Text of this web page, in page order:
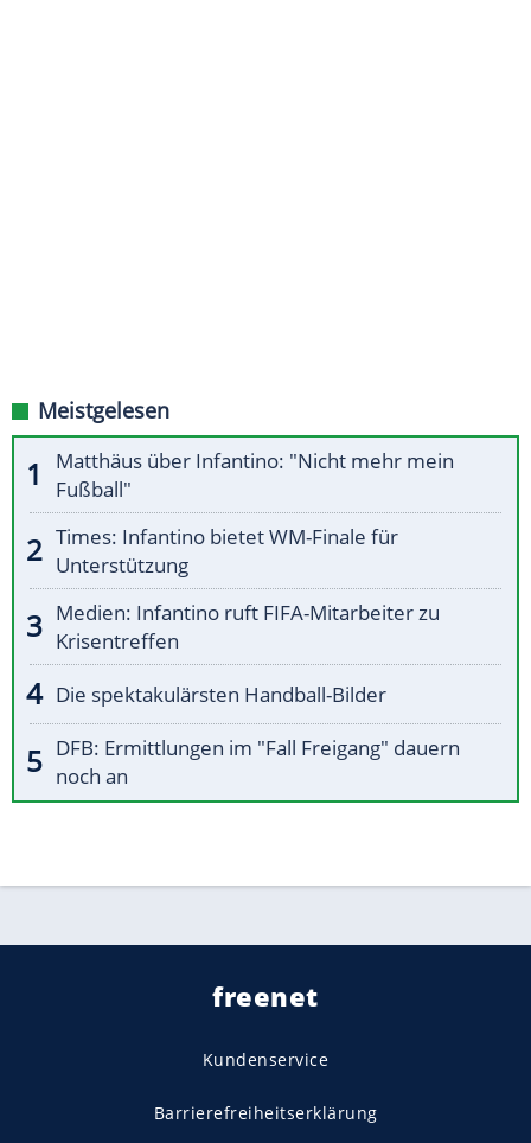
Meistgelesen
Matthäus über Infantino: "Nicht mehr mein
Fußball"
Times: Infantino bietet WM-Finale für
Unterstützung
Medien: Infantino ruft FIFA-Mitarbeiter zu
Krisentreffen
Die spektakulärsten Handball-Bilder
DFB: Ermittlungen im "Fall Freigang" dauern
noch an
freenet
Kundenservice
Barrierefreiheitserklärung